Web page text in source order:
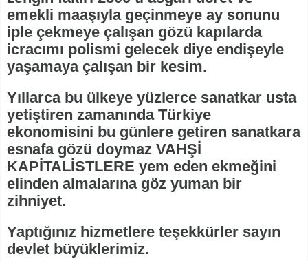
emekli maaşıyla geçinmeye ay sonunu
iple çekmeye çalışan gözü kapılarda
icracımı polismi gelecek diye endişeyle
yaşamaya çalışan bir kesim.
Yıllarca bu ülkeye yüzlerce sanatkar usta
yetiştiren zamanında Türkiye
ekonomisini bu günlere getiren sanatkara
esnafa gözü doymaz VAHŞİ
KAPİTALİSTLERE yem eden ekmeğini
elinden almalarına göz yuman bir
zihniyet.
Yaptığınız hizmetlere teşekkürler sayın
devlet büyüklerimiz.